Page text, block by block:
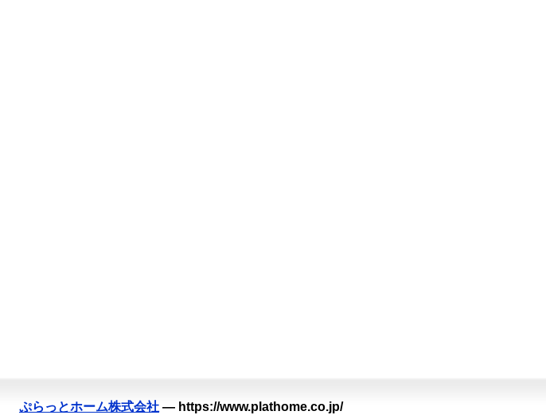
ぷらっとホーム株式会社 — https://www.plathome.co.jp/